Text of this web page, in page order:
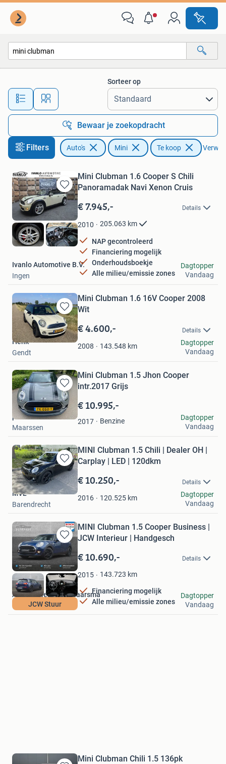
Alle afstanden…
Sorteer op
Bewaar je zoekopdracht
Filters Auto's Mini Te koop
Bewaren
in
Mijn
Favorieten
Mini Clubman 1.6 Cooper S Chili
Panoramadak Navi Xenon Cruis
€ 7.945,- Details
2010 205.063 km
NAP gecontroleerd
Financiering mogelijk
Onderhoudsboekje
Alle milieu/emissie zones
Ivanlo Automotive B.V.
Ingen
Dagtopper
Vandaag
Bewaren
in
Mijn
Favorieten
Mini Clubman 1.6 16V Cooper 2008
Wit
€ 4.600,- Details
2008 143.548 km
Henk
Gendt
Dagtopper
Vandaag
Bewaren
in
Mijn
Favorieten
Mini Clubman 1.5 Jhon Cooper
intr.2017 Grijs
€ 10.995,-
2017 Benzine
p.vannieuwkerk
Maarssen
Dagtopper
Vandaag
Bewaren
in
Mijn
Favorieten
MINI Clubman 1.5 Chili | Dealer OH |
Carplay | LED | 120dkm
€ 10.250,- Details
2016 120.525 km
MVL
Barendrecht
Dagtopper
Vandaag
Bewaren
in
Mijn
Favorieten
JCW Stuur
MINI Clubman 1.5 Cooper Business |
JCW Interieur | Handgesch
€ 10.690,- Details
2015 143.723 km
Financiering mogelijk
Alle milieu/emissie zones
Automobielbedrijf Jaarsma
Hartwerd
Dagtopper
Vandaag
Mini Clubman Chili 1.5 136pk